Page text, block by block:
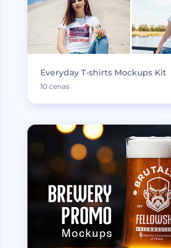
Everyday T-shirts Mockups Kit
10 cenas